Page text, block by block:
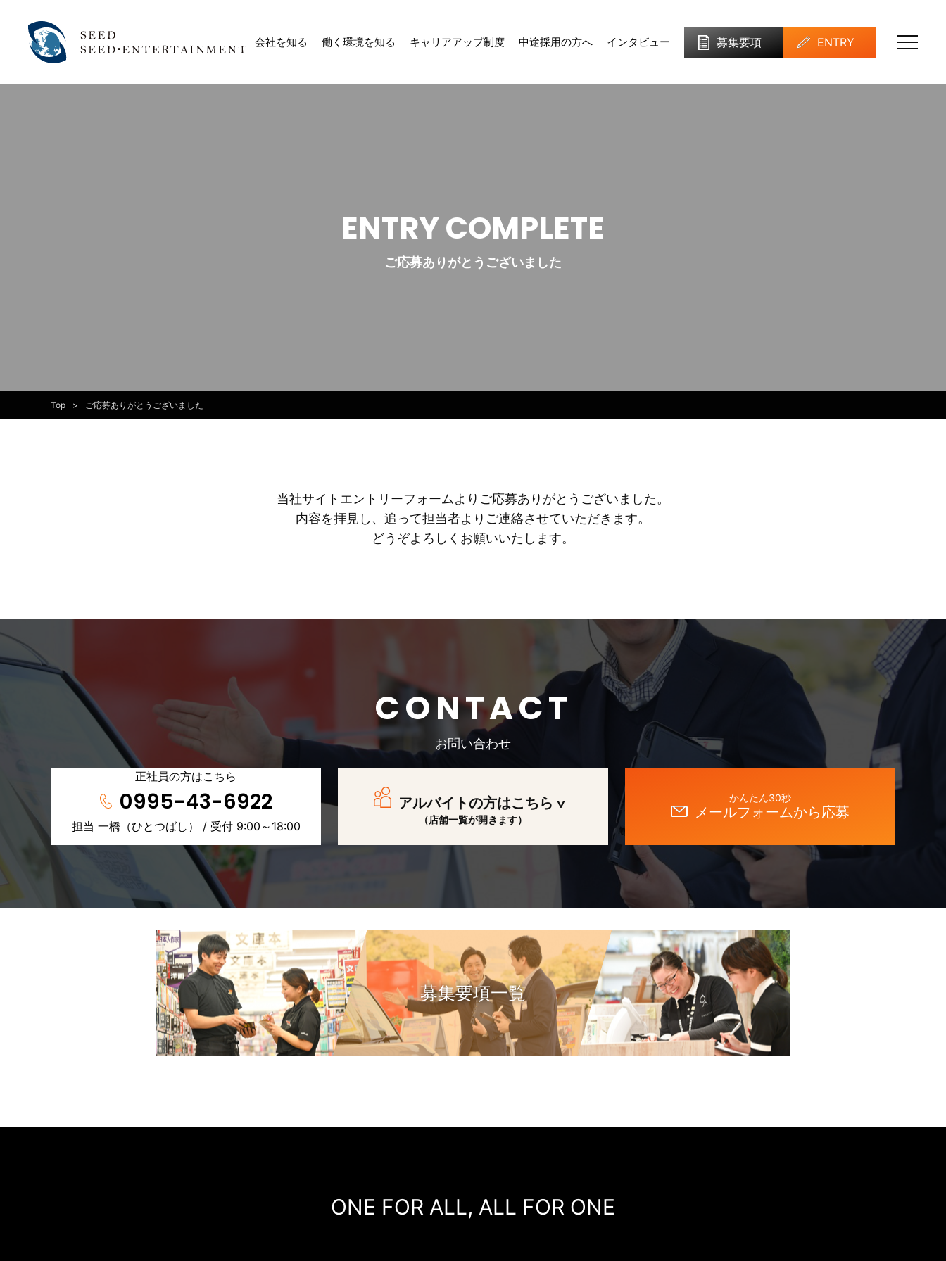
会社を知る 働く環境を知る キャリアアップ制度 中途採用の方へ インタビュー 募集要項 ENTRY
ENTRY COMPLETE
ご応募ありがとうございました
Top ご応募ありがとうございました
当社サイトエントリーフォームよりご応募ありがとうございました。
内容を拝見し、追って担当者よりご連絡させていただきます。
どうぞよろしくお願いいたします。
CONTACT
お問い合わせ
正社員の方はこちら
0995-43-6922
担当 一橋（ひとつばし） / 受付 9:00～18:00
アルバイトの方はこちら
（店舗一覧が開きます）
かんたん30秒
メールフォームから応募
募集要項一覧
ONE FOR ALL, ALL FOR ONE